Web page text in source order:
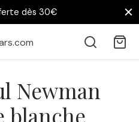
dès 30€
Newman
blanche